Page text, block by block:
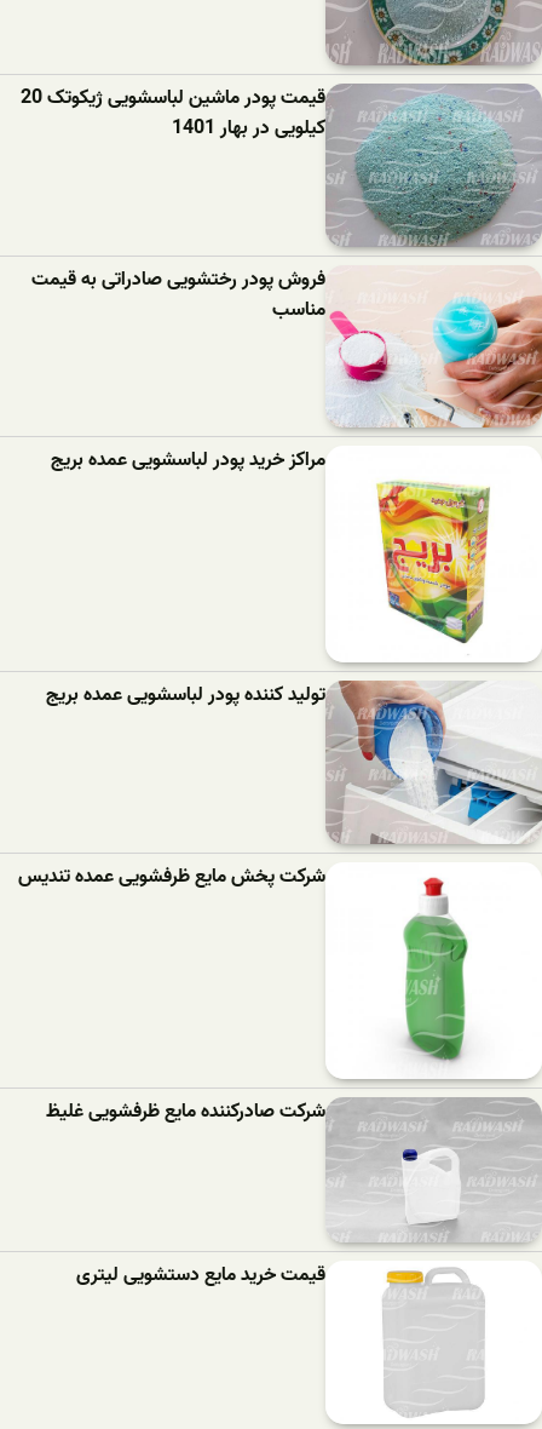
قیمت پودر ماشین لباسشویی ژیکوتک 20
کیلویی در بهار 1401
فروش پودر رختشویی صادراتی به قیمت
مناسب
مراکز خرید پودر لباسشویی عمده بریج
تولید کننده پودر لباسشویی عمده بریج
شرکت پخش مایع ظرفشویی عمده تندیس
شرکت صادرکننده مایع ظرفشویی غلیظ
قیمت خرید مایع دستشویی لیتری